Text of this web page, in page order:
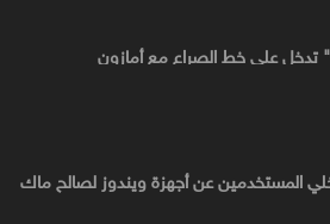
المستخدمين عن أجهزة ويندوز لصالح ماك